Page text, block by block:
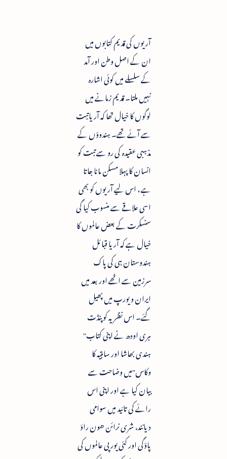
آریوں کی قدیم کتابوں میں
ان کے اصل وطن اور آمد
کے سلسلے میں کوئی اشارہ
نہیں ملتا۔ قدیم زمانے میں
لوگوں کا خیال تھا کہ آریاتبت
سے آئے تھے۔ ہندوؤں کے
مذہبی عقیدہ کی رو سے تبت کو
انسان کا پہلا مسکن مانا جاتا
ہے ، اس لیے آریوں کو بھی
اسی علاقے سے منسوب کیا گی
سنسکرت کے بعض عالموں کا
خیال ہے کہ آریا قبائل
ہندوستان ہی کی پاک
سرزمین سے اٹھے اور بعد میں
ایران و یورپ میں پھیل
گئے۔ اس نظریہ کوپنڈت
ہری اودھ نے اپنی کتاب"
ہندی بھاشا اور ساہتیہ کا
وکاس"میں وضاحت سے
بیان کیا ہے اور اپنی اس
رائے کی تائید میں سوامی
دیانند، شری نرائن ھون راؤ
پاؤگی اور کئی یورپی عالموں کی